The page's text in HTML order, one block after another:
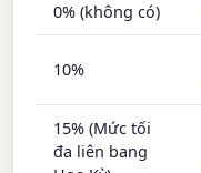
0% (không có)
10%
15% (Mức tối
đa liên bang